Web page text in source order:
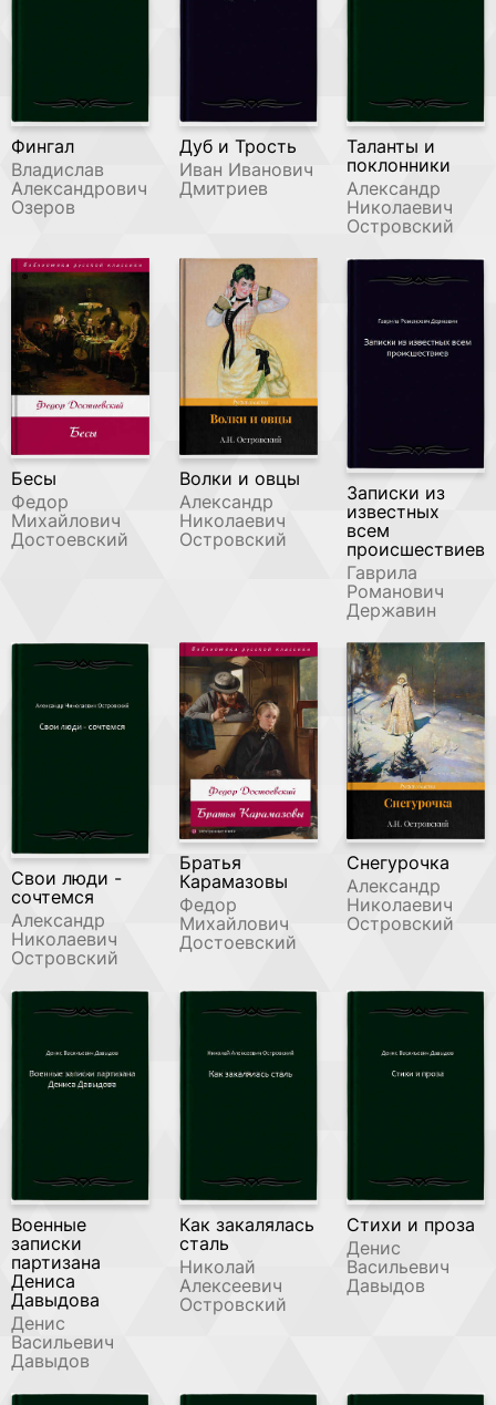
Фингал
Владислав
Александрович
Озеров
Дуб и Трость
Иван Иванович
Дмитриев
Таланты и
поклонники
Александр
Николаевич
Островский
Бесы
Федор
Михайлович
Достоевский
Волки и овцы
Александр
Николаевич
Островский
Записки из
известных
всем
происшествиев
Гаврила
Романович
Державин
Свои люди -
сочтемся
Александр
Николаевич
Островский
Братья
Карамазовы
Федор
Михайлович
Достоевский
Снегурочка
Александр
Николаевич
Островский
Военные
записки
партизана
Дениса
Давыдова
Денис
Васильевич
Давыдов
Как закалялась
сталь
Николай
Алексеевич
Островский
Стихи и проза
Денис
Васильевич
Давыдов